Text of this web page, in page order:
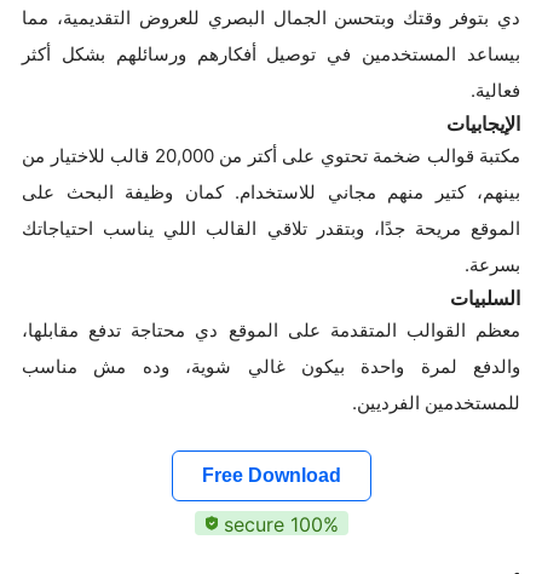
دي بتوفر وقتك وبتحسن الجمال البصري للعروض التقديمية، مما
بيساعد المستخدمين في توصيل أفكارهم ورسائلهم بشكل أكثر
فعالية.
الإيجابيات
مكتبة قوالب ضخمة تحتوي على أكتر من 20,000 قالب للاختيار من
بينهم، كتير منهم مجاني للاستخدام. كمان وظيفة البحث على
الموقع مريحة جدًا، وبتقدر تلاقي القالب اللي يناسب احتياجاتك
بسرعة.
السلبيات
معظم القوالب المتقدمة على الموقع دي محتاجة تدفع مقابلها،
والدفع لمرة واحدة بيكون غالي شوية، وده مش مناسب
للمستخدمين الفرديين.
Free Download
100% secure